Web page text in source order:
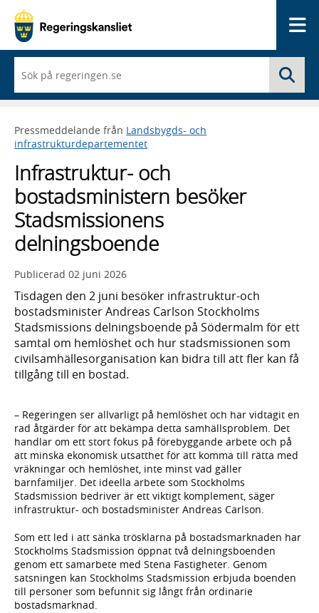
du
börjar
skriva
framträder
en
med
sökförslag
Pressmeddelande från Landsbygds- och
infrastrukturdepartementet
Infrastruktur- och
bostadsministern besöker
Stadsmissionens
delningsboende
Publicerad 02 juni 2026
Tisdagen den 2 juni besöker infrastruktur-och
bostadsminister Andreas Carlson Stockholms
Stadsmissions delningsboende på Södermalm för ett
samtal om hemlöshet och hur stadsmissionen som
civilsamhällesorganisation kan bidra till att fler kan få
tillgång till en bostad.
– Regeringen ser allvarligt på hemlöshet och har vidtagit en
rad åtgärder för att bekämpa detta samhällsproblem. Det
handlar om ett stort fokus på förebyggande arbete och på
att minska ekonomisk utsatthet för att komma till rätta med
vräkningar och hemlöshet, inte minst vad gäller
barnfamiljer. Det ideella arbete som Stockholms
Stadsmission bedriver är ett viktigt komplement, säger
infrastruktur- och bostadsminister Andreas Carlson.
Som ett led i att sänka trösklarna på bostadsmarknaden har
Stockholms Stadsmission öppnat två delningsboenden
genom ett samarbete med Stena Fastigheter. Genom
satsningen kan Stockholms Stadsmission erbjuda boenden
till personer som befunnit sig långt från ordinarie
bostadsmarknad.